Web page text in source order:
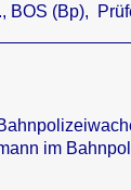
(Bp),
im